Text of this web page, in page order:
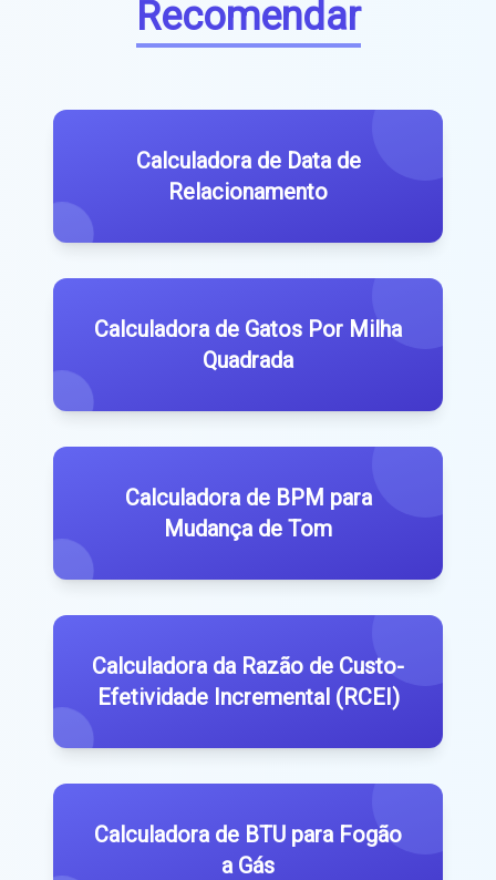
Recomendar
Calculadora de Data de
Relacionamento
Calculadora de Gatos Por Milha
Quadrada
Calculadora de BPM para
Mudança de Tom
Calculadora da Razão de Custo-
Efetividade Incremental (RCEI)
Calculadora de BTU para Fogão
a Gás